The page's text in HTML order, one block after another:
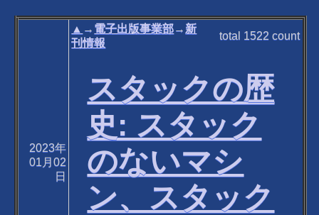
2023年
01月02
日
▲ → 電子出版事業部→ 新
刊情報
total 1522 count
スタックの歴
史: スタック
のないマシ
ン、スタック